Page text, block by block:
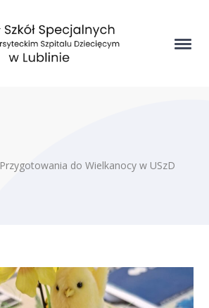
Przygotowania do Wielkanocy w USzD